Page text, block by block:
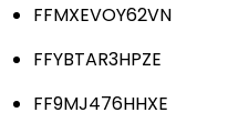
FFMXEVOY62VN
FFYBTAR3HPZE
FF9MJ476HHXE